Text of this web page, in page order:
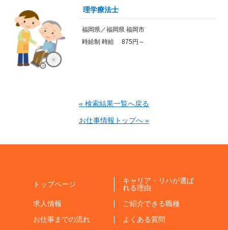
理学療法士
福岡県／福岡県 福岡市
時給制 時給 875円～
« 検索結果一覧へ戻る
お仕事情報トップへ »
トップページ
キャリア・リハが選ば
れる理由
求人情報
ご紹介できる職種
お仕事までの流れ
よくある質問